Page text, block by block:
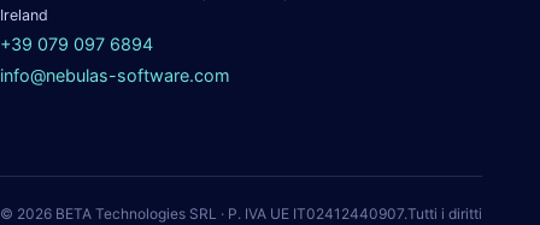
Ireland
+39 079 097 6894
info@nebulas-software.com
© 2026 BETA Technologies SRL · P. IVA UE IT02412440907.Tutti i diritti